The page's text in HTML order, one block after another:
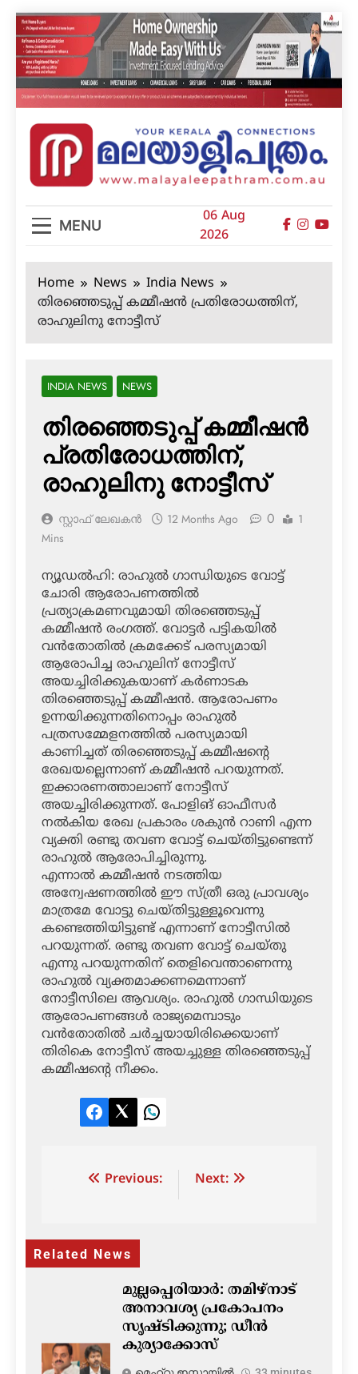
Skip
to
content
മലയാളിപത്രം
MENU
06 Aug
2026
Home News
India News
തിരഞ്ഞെടുപ്പ് കമ്മീഷന്‍ പ്രതിരോധത്തിന്,
രാഹുലിനു നോട്ടീസ്
INDIA NEWS NEWS
തിരഞ്ഞെടുപ്പ് കമ്മീഷന്‍
പ്രതിരോധത്തിന്,
രാഹുലിനു നോട്ടീസ്
സ്റ്റാഫ് ലേഖകൻ 12 Months Ago 0
1
Mins
ന്യൂഡല്‍ഹി: രാഹുല്‍ ഗാന്ധിയുടെ വോട്ട്
ചോരി ആരോപണത്തില്‍
പ്രത്യാക്രമണവുമായി തിരഞ്ഞെടുപ്പ്
കമ്മീഷന്‍ രംഗത്ത്. വോട്ടര്‍ പട്ടികയില്‍
വന്‍തോതില്‍ ക്രമക്കേട് പരസ്യമായി
ആരോപിച്ച രാഹുലിന് നോട്ടീസ്
അയച്ചിരിക്കുകയാണ് കര്‍ണാടക
തിരഞ്ഞെടുപ്പ് കമ്മീഷന്‍. ആരോപണം
ഉന്നയിക്കുന്നതിനൊപ്പം രാഹുല്‍
പത്രസമ്മേളനത്തില്‍ പരസ്യമായി
കാണിച്ചത് തിരഞ്ഞെടുപ്പ് കമ്മീഷന്റെ
രേഖയല്ലെന്നാണ് കമ്മീഷന്‍ പറയുന്നത്.
ഇക്കാരണത്താലാണ് നോട്ടീസ്
അയച്ചിരിക്കുന്നത്. പോളിങ് ഓഫീസര്‍
നല്‍കിയ രേഖ പ്രകാരം ശകുന്‍ റാണി എന്ന
വ്യക്തി രണ്ടു തവണ വോട്ട് ചെയ്തിട്ടുണ്ടെന്ന്
രാഹുല്‍ ആരോപിച്ചിരുന്നു.
എന്നാല്‍ കമ്മീഷന്‍ നടത്തിയ
അന്വേഷണത്തില്‍ ഈ സ്ത്രീ ഒരു പ്രാവശ്യം
മാത്രമേ വോട്ടു ചെയ്തിട്ടുള്ളൂവെന്നു
കണ്ടെത്തിയിട്ടുണ്ട് എന്നാണ് നോട്ടീസില്‍
പറയുന്നത്. രണ്ടു തവണ വോട്ട് ചെയ്തു
എന്നു പറയുന്നതിന് തെളിവെന്താണെന്നു
രാഹുല്‍ വ്യക്തമാക്കണമെന്നാണ്
നോട്ടീസിലെ ആവശ്യം. രാഹുല്‍ ഗാന്ധിയുടെ
ആരോപണങ്ങള്‍ രാജ്യമെമ്പാടും
വന്‍തോതില്‍ ചര്‍ച്ചയായിരിക്കെയാണ്
തിരികെ നോട്ടീസ് അയച്ചുള്ള തിരഞ്ഞെടുപ്പ്
കമ്മീഷന്റെ നീക്കം.
Facebook
TwitterLinkedIn
Post Previous: Next:
Related News
മുല്ലപ്പെരിയാർ: തമിഴ്നാട്
അനാവശ്യ പ്രകോപനം
സൃഷ്ടിക്കുന്നു; ഡീൻ
കുര്യാക്കോസ്